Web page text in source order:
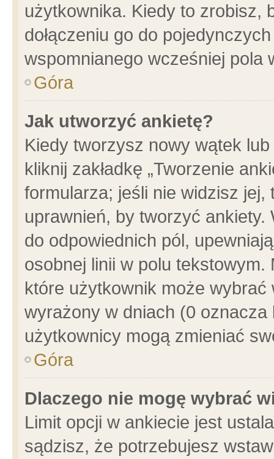
użytkownika. Kiedy to zrobisz,
dołączeniu go do
wspomnianego wcześniej pola
Góra
Jak utworzyć ankietę?
Kiedy tworzysz nowy wątek
kliknij zakładkę „Tworzenie
formularza; jeśli nie widzisz
uprawnień, by tworzyć ankiety.
do odpowiednich pól,
osobnej linii w polu
które użytkownik może
wyrażony w dniach (0
użytkownicy mogą zmieniać
Góra
Dlaczego nie mogę wybrać
Limit opcji w ankiecie jest
sądzisz, że potrzebujesz